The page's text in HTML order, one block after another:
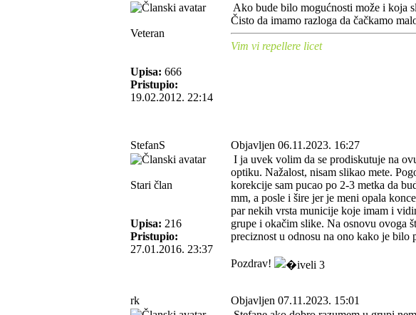
Veteran
Upisa: 666
Pristupio:
19.02.2012. 22:14
Ako bude bilo mogućnosti može i koja
Čisto da imamo razloga da čačkamo
Vim vi repellere licet
StefanS Objavljen 06.11.2023. 16:27
Stari član
Upisa: 216
Pristupio:
27.01.2016. 23:37
I ja uvek volim da se prodiskutuje na
optiku. Nažalost, nisam slikao mete.
korekcije sam pucao po 2-3 metka da
mm, a posle i šire jer je meni opala
par nekih vrsta municije koje imam i
grupe i okačim slike. Na osnovu ovoga
preciznost u odnosu na ono kako je bilo
Pozdrav!
rk Objavljen 07.11.2023. 15:01